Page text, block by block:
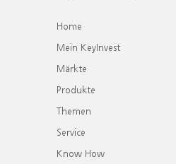
Home
Mein KeyInvest
Märkte
Produkte
Themen
Service
Know How